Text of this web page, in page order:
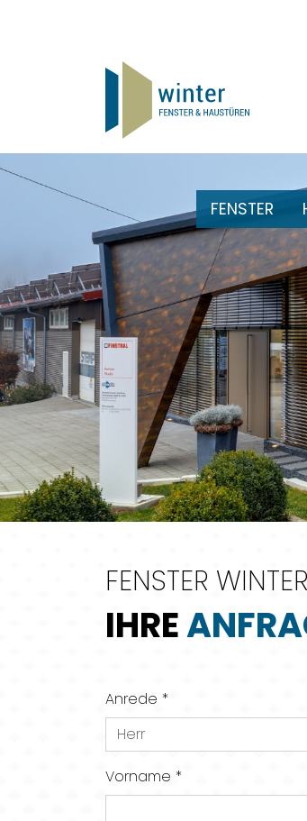
FENSTER
FENSTER
IHRE
If you
are a
human,
this
Anrede *
Vorname *